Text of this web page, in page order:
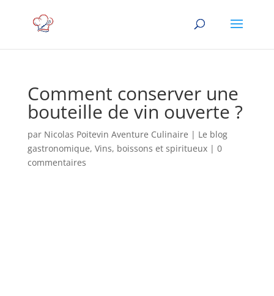
Comment conserver une
bouteille de vin ouverte ?
par Nicolas Poitevin Aventure Culinaire | Le blog
gastronomique, Vins, boissons et spiritueux| 0
commentaires